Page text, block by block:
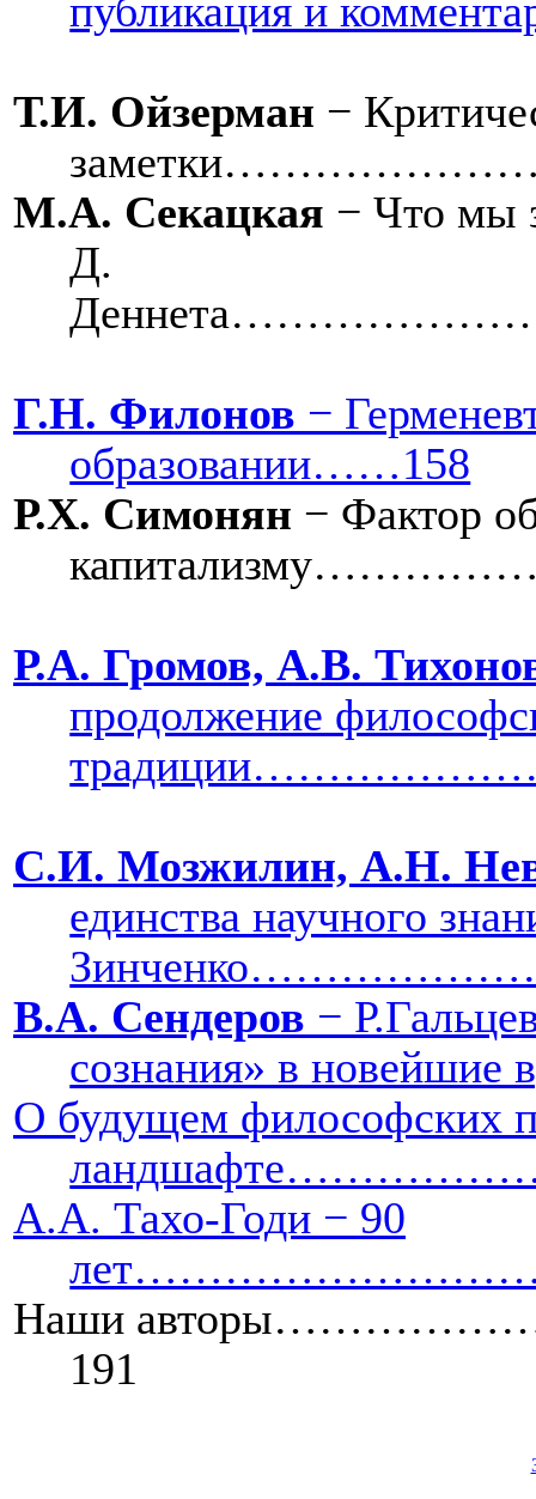
публикация и
Т.И. Ойзерман −
М.А. Секацкая − Что мы
Д.
Г.Н. Филонов −
образовании……158
Р.Х. Симонян − Фактор
Р.А. Громов, А.В.
продолжение
С.И. Мозжилин, А.Н.
единства научного
В.А. Сендеров −
сознания» в
О будущем философских
А.А. Тахо-Годи − 90
Наши
191